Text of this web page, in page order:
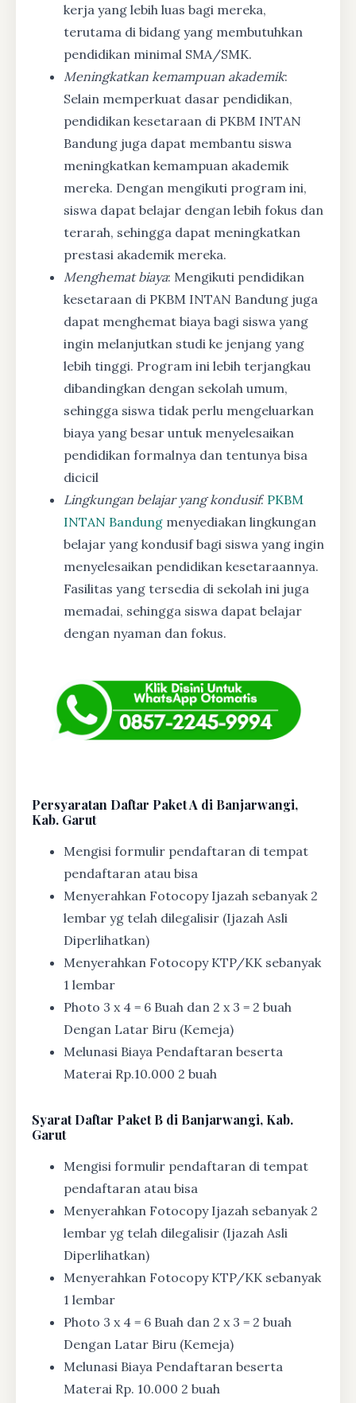
kerja yang lebih luas bagi mereka,
terutama di bidang yang membutuhkan
pendidikan minimal SMA/SMK.
Meningkatkan kemampuan akademik:
Selain memperkuat dasar pendidikan,
pendidikan kesetaraan di PKBM INTAN
Bandung juga dapat membantu siswa
meningkatkan kemampuan akademik
mereka. Dengan mengikuti program ini,
siswa dapat belajar dengan lebih fokus dan
terarah, sehingga dapat meningkatkan
prestasi akademik mereka.
Menghemat biaya: Mengikuti pendidikan
kesetaraan di PKBM INTAN Bandung juga
dapat menghemat biaya bagi siswa yang
ingin melanjutkan studi ke jenjang yang
lebih tinggi. Program ini lebih terjangkau
dibandingkan dengan sekolah umum,
sehingga siswa tidak perlu mengeluarkan
biaya yang besar untuk menyelesaikan
pendidikan formalnya dan tentunya bisa
dicicil
Lingkungan belajar yang kondusif: PKBM
INTAN Bandung menyediakan lingkungan
belajar yang kondusif bagi siswa yang ingin
menyelesaikan pendidikan kesetaraannya.
Fasilitas yang tersedia di sekolah ini juga
memadai, sehingga siswa dapat belajar
dengan nyaman dan fokus.
Persyaratan Daftar Paket A di Banjarwangi,
Kab. Garut
Mengisi formulir pendaftaran di tempat
pendaftaran atau bisa
Menyerahkan Fotocopy Ijazah sebanyak 2
lembar yg telah dilegalisir (Ijazah Asli
Diperlihatkan)
Menyerahkan Fotocopy KTP/KK sebanyak
1 lembar
Photo 3 x 4 = 6 Buah dan 2 x 3 = 2 buah
Dengan Latar Biru (Kemeja)
Melunasi Biaya Pendaftaran beserta
Materai Rp.10.000 2 buah
SyaratDaftar Paket B di Banjarwangi, Kab.
Garut
Mengisi formulir pendaftaran di tempat
pendaftaran atau bisa
Menyerahkan Fotocopy Ijazah sebanyak 2
lembar yg telah dilegalisir (Ijazah Asli
Diperlihatkan)
Menyerahkan Fotocopy KTP/KK sebanyak
1 lembar
Photo 3 x 4 = 6 Buah dan 2 x 3 = 2 buah
Dengan Latar Biru (Kemeja)
Melunasi Biaya Pendaftaran beserta
Materai Rp. 10.000 2 buah